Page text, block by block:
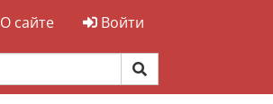
О сайте Войти